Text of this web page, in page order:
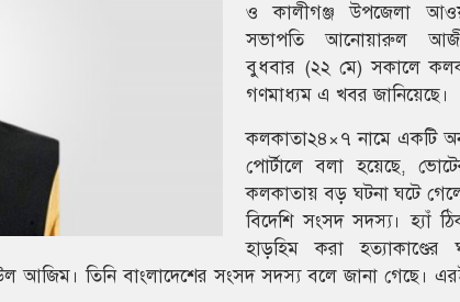
ও কালীগঞ্জ উপজেলা
সভাপতি আনোয়ারুল
বুধবার (২২ মে) সকালে
গণমাধ্যম এ খবর জানিয়েছে।
কলকাতা২৪×৭ নামে একটি
পোর্টালে বলা হয়েছে,
কলকাতায় বড় ঘটনা ঘটে
বিদেশি সংসদ সদস্য। হ্যাঁ
হাড়হিম করা
তিনি বাংলাদেশের সংসদ সদস্য বলে জানা গেছে।